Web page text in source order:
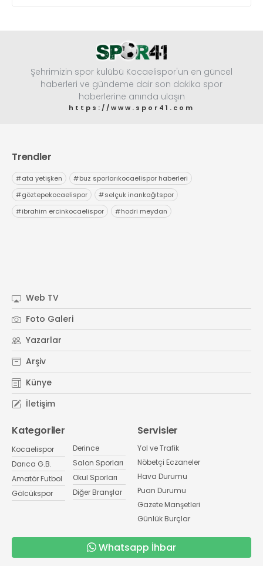
Şehrimizin spor kulübü Kocaelispor'un en güncel
haberleri ve gündeme dair son dakika spor
haberlerine anında ulaşın
https://www.spor41.com
Trendler
#ata yetişken #buz sporlarıkocaelispor haberleri
#göztepekocaelispor #selçuk inankağıtspor
#ibrahim ercinkocaelispor #hodri meydan
Web TV
Foto Galeri
Yazarlar
Arşiv
Künye
İletişim
Kategoriler
Kocaelispor
Darıca G.B.
Amatör Futbol
Gölcükspor
Derince
Salon Sporları
Okul Sporları
Diğer Branşlar
Servisler
Yol ve Trafik
Nöbetçi Eczaneler
Hava Durumu
Puan Durumu
Gazete Manşetleri
Günlük Burçlar
Whatsapp İhbar